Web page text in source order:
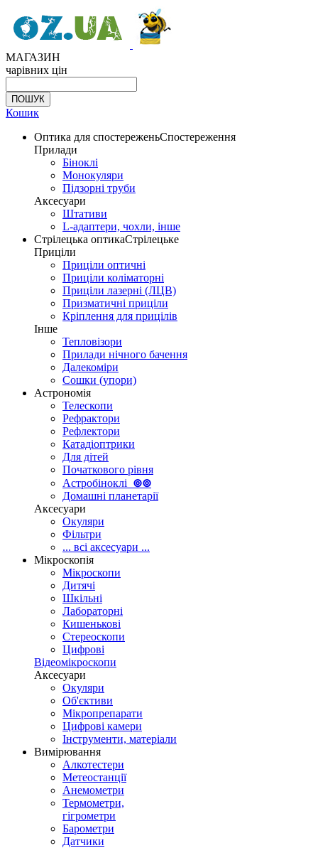
МАГАЗИН
чарівних цін
Кошик
Оптика для спостереженьСпостереження
Прилади
Біноклі
Монокуляри
Підзорні труби
Аксесуари
Штативи
L-адаптери, чохли, інше
Стрілецька оптикаСтрілецьке
Приціли
Приціли оптичні
Приціли коліматорні
Приціли лазерні (ЛЦВ)
Призматичні приціли
Кріплення для прицілів
Інше
Тепловізори
Прилади нічного бачення
Далекоміри
Сошки (упори)
Астрономія
Телескопи
Рефрактори
Рефлектори
Катадіоптрики
Для дітей
Початкового рівня
Астробіноклі ⊚⊚
Домашні планетарії
Аксесуари
Окуляри
Фільтри
... всі аксесуари ...
Мікроскопія
Мікроскопи
Дитячі
Шкільні
Лабораторні
Кишенькові
Стереоскопи
Цифрові
Відеомікроскопи
Аксесуари
Окуляри
Об'єктиви
Мікропрепарати
Цифрові камери
Інструменти, матеріали
Вимірювання
Алкотестери
Метеостанції
Анемометри
Термометри,
гігрометри
Барометри
Датчики